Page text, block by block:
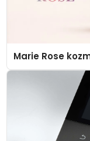
Marie Rose